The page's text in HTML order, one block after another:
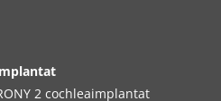
2 cochleaimplantat